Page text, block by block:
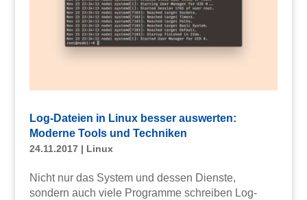
Log-Dateien in Linux besser auswerten:
Moderne Tools und Techniken
24.11.2017| Linux
Nicht nur das System und dessen Dienste,
sondern auch viele Programme schreiben Log-